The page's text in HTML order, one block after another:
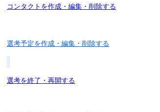
コンタクトを作成・編集・削除する
選考予定を作成・編集・削除する
選考を終了・再開する